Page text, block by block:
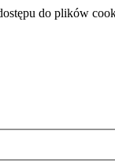
do plików